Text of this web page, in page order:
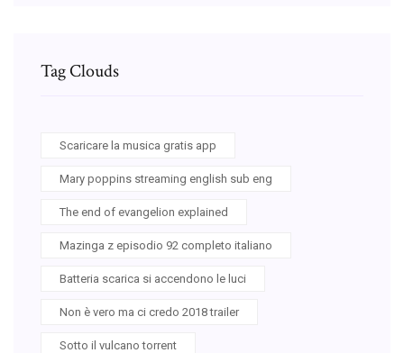
Tag Clouds
Scaricare la musica gratis app
Mary poppins streaming english sub eng
The end of evangelion explained
Mazinga z episodio 92 completo italiano
Batteria scarica si accendono le luci
Non è vero ma ci credo 2018 trailer
Sotto il vulcano torrent